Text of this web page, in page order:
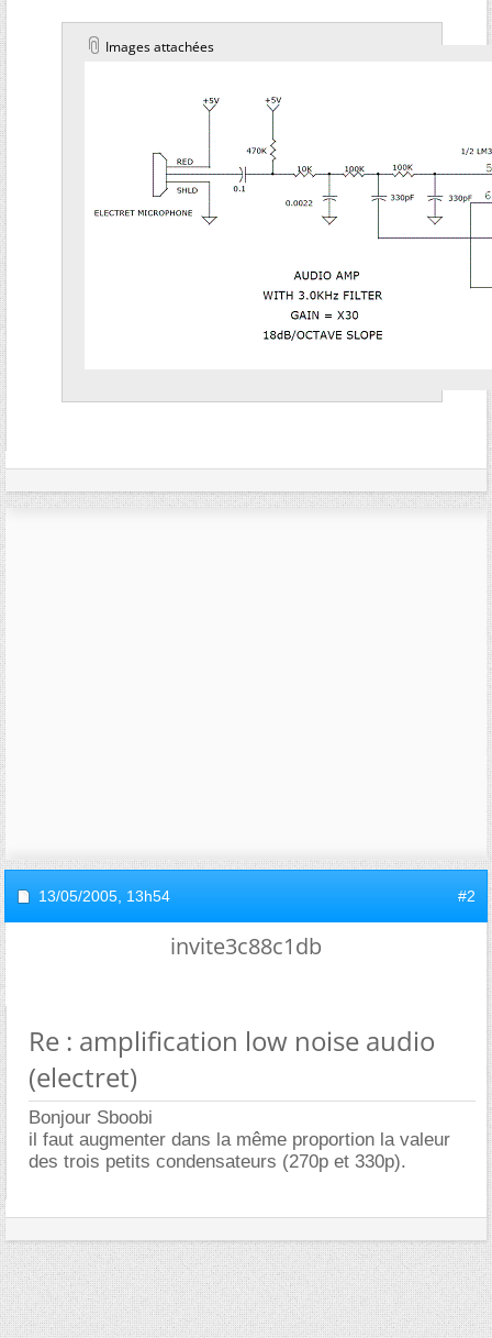
Images attachées
13/05/2005, 13h54 #2
invite3c88c1db
Re : amplification low noise audio
(electret)
Bonjour Sboobi
il faut augmenter dans la même proportion la valeur
des trois petits condensateurs (270p et 330p).